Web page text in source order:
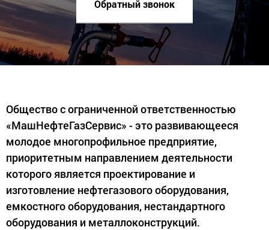
Обратный звонок
Общество с ограниченной ответственностью
«МашНефтеГазСервис» - это развивающееся
молодое многопрофильное предприятие,
приоритетным направлением деятельности
которого является проектирование и
изготовление нефтегазового оборудования,
емкостного оборудования, нестандартного
оборудования и металлоконструкций.